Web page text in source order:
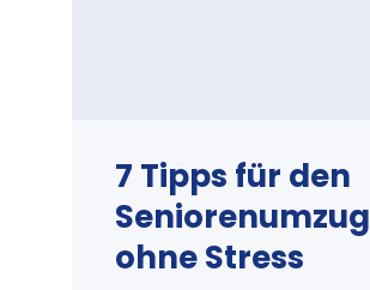
7 Tipps für den
Seniorenumzug
ohne Stress